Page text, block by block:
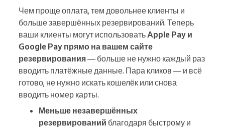
Чем проще оплата, тем довольнее клиенты и
больше завершённых резервирований. Теперь
ваши клиенты могут использоватьApple Pay и
Google Pay прямо на вашем сайте
резервирования— больше не нужно каждый раз
вводить платёжные данные. Пара кликов — и всё
готово, не нужно искать кошелёк или снова
вводить номер карты.
Меньше незавершённых
резервирований благодаря быстрому и